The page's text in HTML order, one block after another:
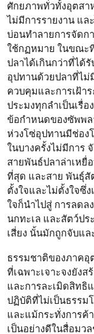
ศักยภาพทั่วทั้งอุตสา
ไม่มีการรายงาน แล
บ่อนทําลายการจัดก
ใช้กฏหมาย ในขณะ
ปลาได้เกินกว่าที่ได้
อุปทานด้วยปลาที่ไม่
ควบคุมและการเฝ้าร
ประมงทุกลําเป็นเรื่
ข้อกําหนดของซัพพล
ห่วงโซ่อุปทานมีช่อง
ในบางครั้งไม่มีการ
สายพันธ์ปลาล่าเหยื่
ที่สุด และสาย พันธุ์สั
ตั้งใจและไม่ตั้งใจซึ่
ใจก็นําไปสู่ การลดล
นกทะเล และสัตว์ป
เสี่ยง นั้นมักถูกจับแ
ธรรมชาติของภาคอุ
ที่เฉพาะเจาะจงยัง
และการละเมิดสิทธิ
ปฏิบัติที่ไม่เป็นธรรม
และแม้กระทั่งการค้
เป็นอย่างดีในสื่อมว